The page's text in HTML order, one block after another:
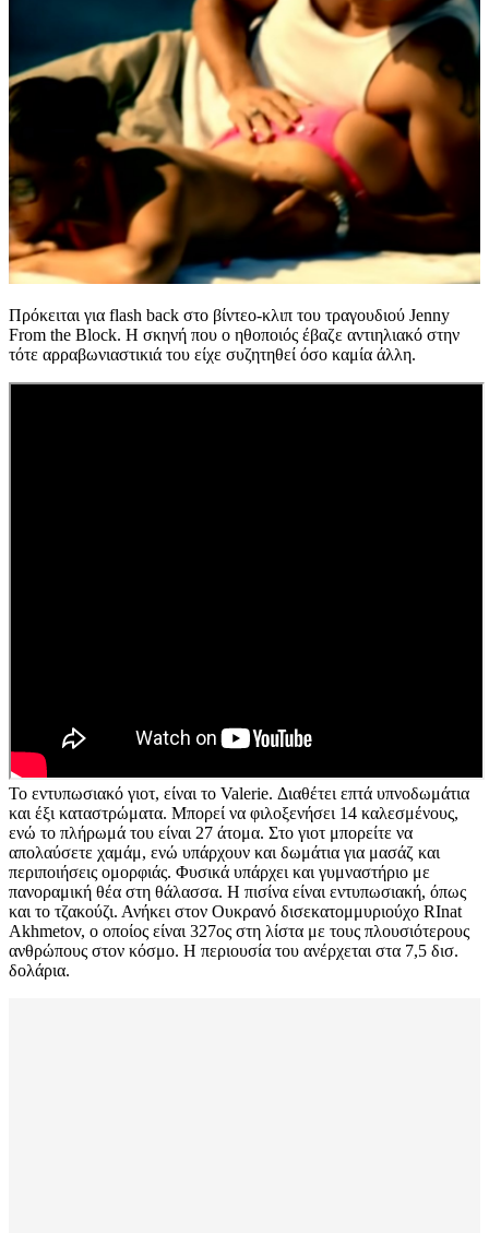
Πρόκειται για flash back στο βίντεο-κλιπ του τραγουδιού Jenny
From the Block. Η σκηνή που ο ηθοποιός έβαζε αντιηλιακό στην
τότε αρραβωνιαστικιά του είχε συζητηθεί όσο καμία άλλη.
Το εντυπωσιακό γιοτ, είναι το Valerie. Διαθέτει επτά υπνοδωμάτια
και έξι καταστρώματα. Μπορεί να φιλοξενήσει 14 καλεσμένους,
ενώ το πλήρωμά του είναι 27 άτομα. Στο γιοτ μπορείτε να
απολαύσετε χαμάμ, ενώ υπάρχουν και δωμάτια για μασάζ και
περιποιήσεις ομορφιάς. Φυσικά υπάρχει και γυμναστήριο με
πανοραμική θέα στη θάλασσα. Η πισίνα είναι εντυπωσιακή, όπως
και το τζακούζι. Ανήκει στον Ουκρανό δισεκατομμυριούχο RInat
Akhmetov, ο οποίος είναι 327ος στη λίστα με τους πλουσιότερους
ανθρώπους στον κόσμο. Η περιουσία του ανέρχεται στα 7,5 δισ.
δολάρια.